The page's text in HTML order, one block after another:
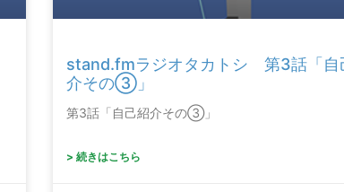
stand.fmラジオタカトシ 第3話「自
介その③」
第3話「自己紹介その③」
> 続きはこちら